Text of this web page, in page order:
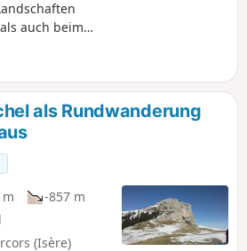
auch beim
bieten. Ein
den Moderator
inspiriert von
Saint-Michel
2- Der Pic
aber meiner
der
Sie selbst,
ist
als Rundwanderung
m
-857 m
(Isère)